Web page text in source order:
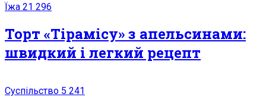
Їжа 21 296
Торт «Тірамісу» з апельсинами:
швидкий і легкий рецепт
Суспільство 5 241